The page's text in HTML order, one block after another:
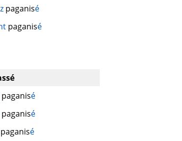
paganisé
paganisé
paganisé
paganisé
paganisé